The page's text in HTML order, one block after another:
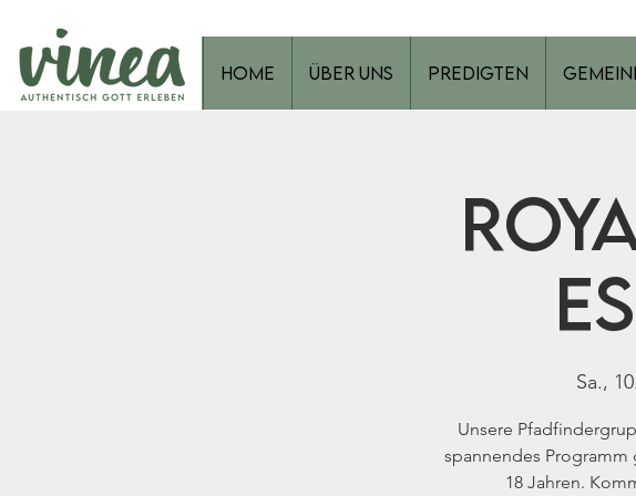
Home Über Uns Predigten
Sa.,
Unsere
spannendes
18 Jahren.